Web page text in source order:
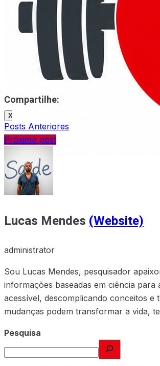
X
X
Compartilhe:
Posts Anteriores
Próximo post
Lucas Mendes (Website)
administrator
Sou Lucas Mendes, pesquisador
informações baseadas em ciência
acessível, descomplicando conceitos
mudanças podem transformar a vida,
Pesquisa